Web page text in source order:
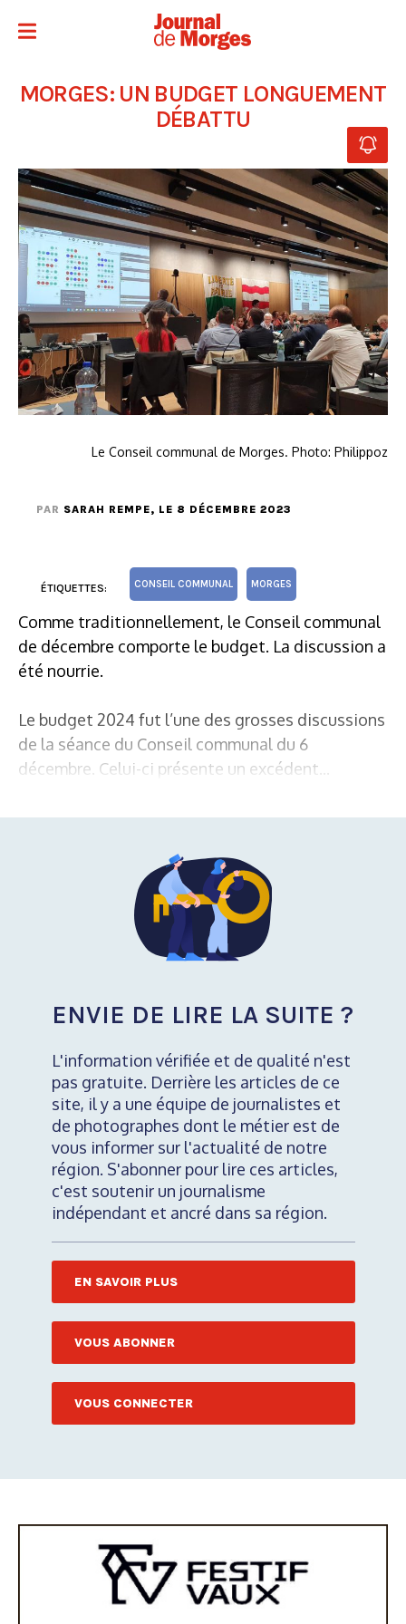
MORGES: UN BUDGET LONGUEMENT
DÉBATTU
Le Conseil communal de Morges. Photo: Philippoz
PAR SARAH REMPE, LE 8 DÉCEMBRE 2023
ÉTIQUETTES: CONSEIL COMMUNAL MORGES
Comme traditionnellement, le Conseil communal
de décembre comporte le budget. La discussion a
été nourrie.
Le budget 2024 fut l’une des grosses discussions
de la séance du Conseil communal du 6
décembre. Celui-ci présente un excédent...
ENVIE DE LIRE LA SUITE ?
L'information vérifiée et de qualité n'est
pas gratuite. Derrière les articles de ce
site, il y a une équipe de journalistes et
de photographes dont le métier est de
vous informer sur l'actualité de notre
région. S'abonner pour lire ces articles,
c'est soutenir un journalisme
indépendant et ancré dans sa région.
EN SAVOIR PLUS
VOUS ABONNER
VOUS CONNECTER